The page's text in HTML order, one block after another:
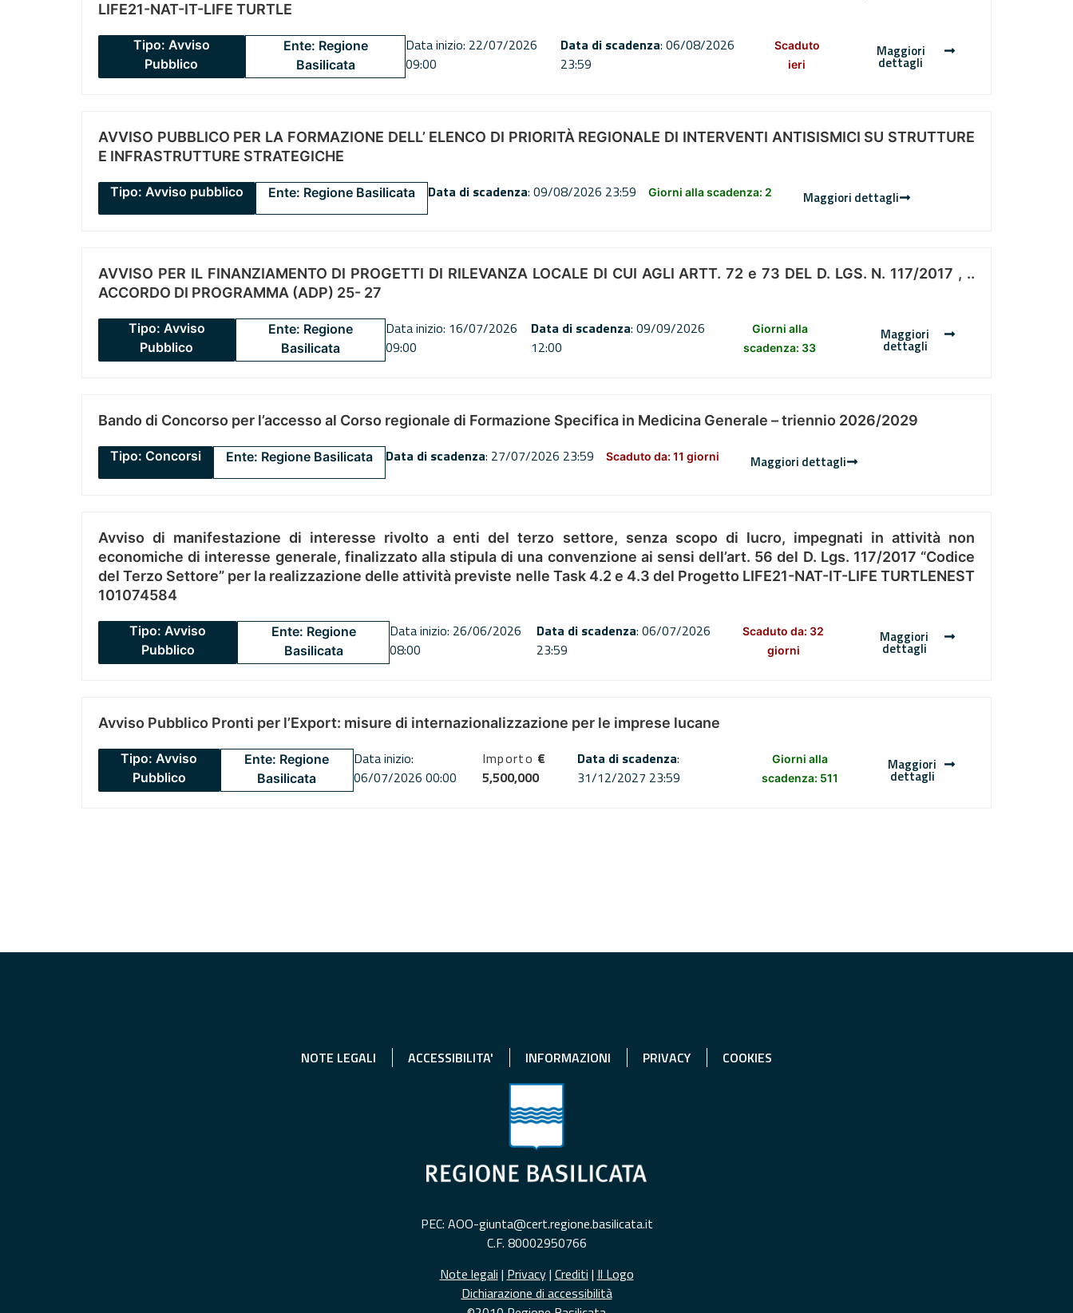
LIFE21-NAT-IT-LIFE TURTLE
Tipo: Avviso
Pubblico
Ente: Regione
Basilicata
Data inizio: 22/07/2026
09:00
Data di scadenza: 06/08/2026
23:59
Scaduto
ieri
Maggiori
dettagli
AVVISO PUBBLICO PER LA FORMAZIONE DELL’ ELENCO DI PRIORITÀ REGIONALE DI INTERVENTI ANTISISMICI SU STRUTTURE
E INFRASTRUTTURE STRATEGICHE
Tipo: Avviso pubblico Ente: Regione Basilicata Data di scadenza: 09/08/2026 23:59 Giorni alla scadenza: 2 Maggiori dettagli
AVVISO PER IL FINANZIAMENTO DI PROGETTI DI RILEVANZA LOCALE DI CUI AGLI ARTT. 72 e 73 DEL D. LGS. N. 117/2017 , ..
ACCORDO DI PROGRAMMA (ADP) 25- 27
Tipo: Avviso
Pubblico
Ente: Regione
Basilicata
Data inizio: 16/07/2026
09:00
Data di scadenza: 09/09/2026
12:00
Giorni alla
scadenza: 33
Maggiori
dettagli
Bando di Concorso per l’accesso al Corso regionale di Formazione Specifica in Medicina Generale – triennio 2026/2029
Tipo: Concorsi Ente: Regione Basilicata Data di scadenza: 27/07/2026 23:59 Scaduto da: 11 giorni Maggiori dettagli
Avviso di manifestazione di interesse rivolto a enti del terzo settore, senza scopo di lucro, impegnati in attività non
economiche di interesse generale, finalizzato alla stipula di una convenzione ai sensi dell’art. 56 del D. Lgs. 117/2017 “Codice
del Terzo Settore” per la realizzazione delle attività previste nelle Task 4.2 e 4.3 del Progetto LIFE21-NAT-IT-LIFE TURTLENEST
101074584
Tipo: Avviso
Pubblico
Ente: Regione
Basilicata
Data inizio: 26/06/2026
08:00
Data di scadenza: 06/07/2026
23:59
Scaduto da: 32
giorni
Maggiori
dettagli
Avviso Pubblico Pronti per l’Export: misure di internazionalizzazione per le imprese lucane
Tipo: Avviso
Pubblico
Ente: Regione
Basilicata
Data inizio:
06/07/2026 00:00
Importo €
5,500,000
Data di scadenza:
31/12/2027 23:59
Giorni alla
scadenza: 511
Maggiori
dettagli
NOTE LEGALI ACCESSIBILITA' INFORMAZIONI PRIVACY COOKIES
PEC: AOO-giunta@cert.regione.basilicata.it
C.F. 80002950766
Note legali | Privacy| Crediti | Il Logo
Dichiarazione di accessibilità